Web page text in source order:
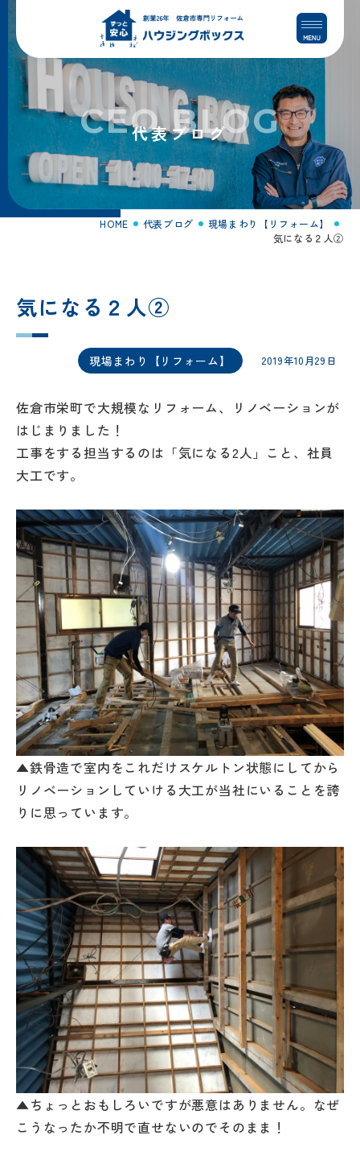
コ
テ
ン
ス
ナ
ゲ
ー
ン
代表ブログ
CEO BLOG
HOME 代表ブログ
現場まわり【リフォーム】
気になる２人②
気になる２人②
現場まわり【リフォーム】 2019年10月29日
佐倉市栄町で大規模なリフォーム、リノベーションが
はじまりました！
工事をする担当するのは「気になる2人」こと、社員
大工です。
▲鉄骨造で室内をこれだけスケルトン状態にしてから
リノベーションしていける大工が当社にいることを誇
りに思っています。
▲ちょっとおもしろいですが悪意はありません。なぜ
こうなったか不明で直せないのでそのまま！